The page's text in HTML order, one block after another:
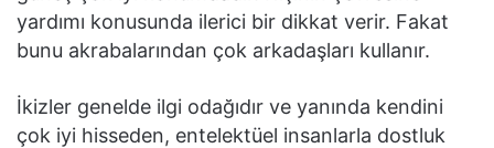
yardımı konusunda ilerici bir dikkat verir. Fakat
bunu akrabalarından çok arkadaşları kullanır.
İkizler genelde ilgi odağıdır ve yanında kendini
çok iyi hisseden, entelektüel insanlarla dostluk